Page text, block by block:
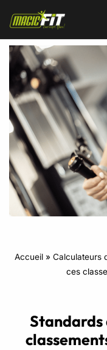
Accueil» Calculateurs
ces
Standards